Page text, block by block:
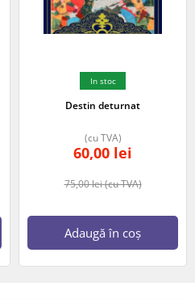
In stoc
Destin deturnat
75,00lei(cu TVA)
60,00 lei
(cu TVA)
Adaugă în coș